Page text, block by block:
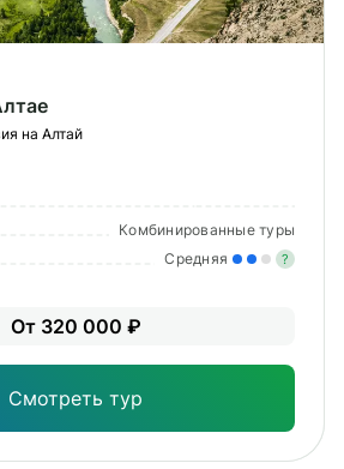
на Алтай
Комбинированные туры
Средняя ?
От 320 000 ₽
Смотреть тур